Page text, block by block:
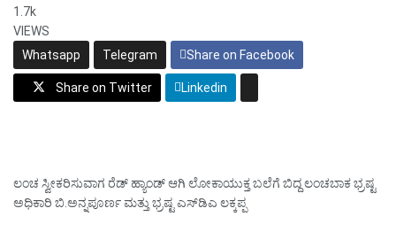
1.7k
VIEWS
Whatsapp
Telegram Share on Facebook
Share on Twitter Linkedin
ಲಂಚ ಸ್ವೀಕರಿಸುವಾಗ ರೆಡ್ ಹ್ಯಾಂಡ್ ಆಗಿ ಲೋಕಾಯುಕ್ತ ಬಲೆಗೆ ಬಿದ್ದ ಲಂಚಬಾಕ ಭ್ರಷ್ಟ
ಅಧಿಕಾರಿ ಬಿ.ಅನ್ನಪೂರ್ಣ ಮತ್ತು ಭ್ರಷ್ಟ ಎಸ್‌ಡಿಎ ಲಕ್ಕಪ್ಪ